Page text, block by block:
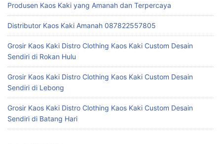
Produsen Kaos Kaki yang Amanah dan Terpercaya
Distributor Kaos Kaki Amanah 087822557805
Grosir Kaos Kaki Distro Clothing Kaos Kaki Custom Desain
Sendiri di Rokan Hulu
Grosir Kaos Kaki Distro Clothing Kaos Kaki Custom Desain
Sendiri di Lebong
Grosir Kaos Kaki Distro Clothing Kaos Kaki Custom Desain
Sendiri di Batang Hari